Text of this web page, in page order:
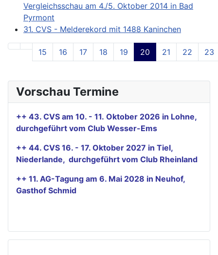
Vergleichsschau am 4./5. Oktober 2014 in Bad
Pyrmont
31. CVS - Melderekord mit 1488 Kaninchen
Seite 20 von 27
15 16 17 18 19 20 21 22 23
Vorschau Termine
++ 43. CVS am 10. - 11. Oktober 2026 in Lohne,
durchgeführt vom Club Wesser-Ems
++ 44. CVS 16. - 17. Oktober 2027 in Tiel,
Niederlande, durchgeführt vom Club Rheinland
++ 11. AG-Tagung am 6. Mai 2028 in Neuhof,
Gasthof Schmid